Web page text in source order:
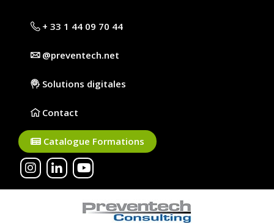
+ 33 1 44 09 70 44
@preventech.net
Solutions digitales
Contact
Catalogue Formations